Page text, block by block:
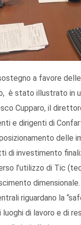
a favore
è stato illustrato in
Cupparo, il
e dirigenti di
delle
investimento
l’utilizzo di Tic
riguardano la
di lavoro e di